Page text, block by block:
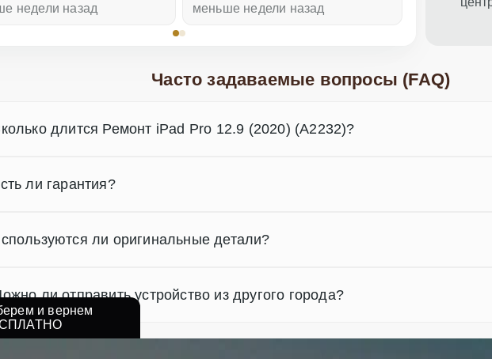
недели назад меньше недели назад неделю
Часто задаваемые вопросы (FAQ)
длится Ремонт iPad Pro 12.9 (2020) (A2232)?
ли гарантия?
ли оригинальные детали?
ли отправить устройство из другого города?
и вернем